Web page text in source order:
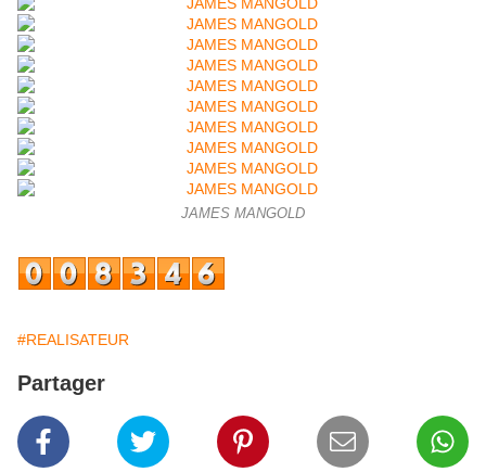
JAMES MANGOLD
#REALISATEUR
Partager